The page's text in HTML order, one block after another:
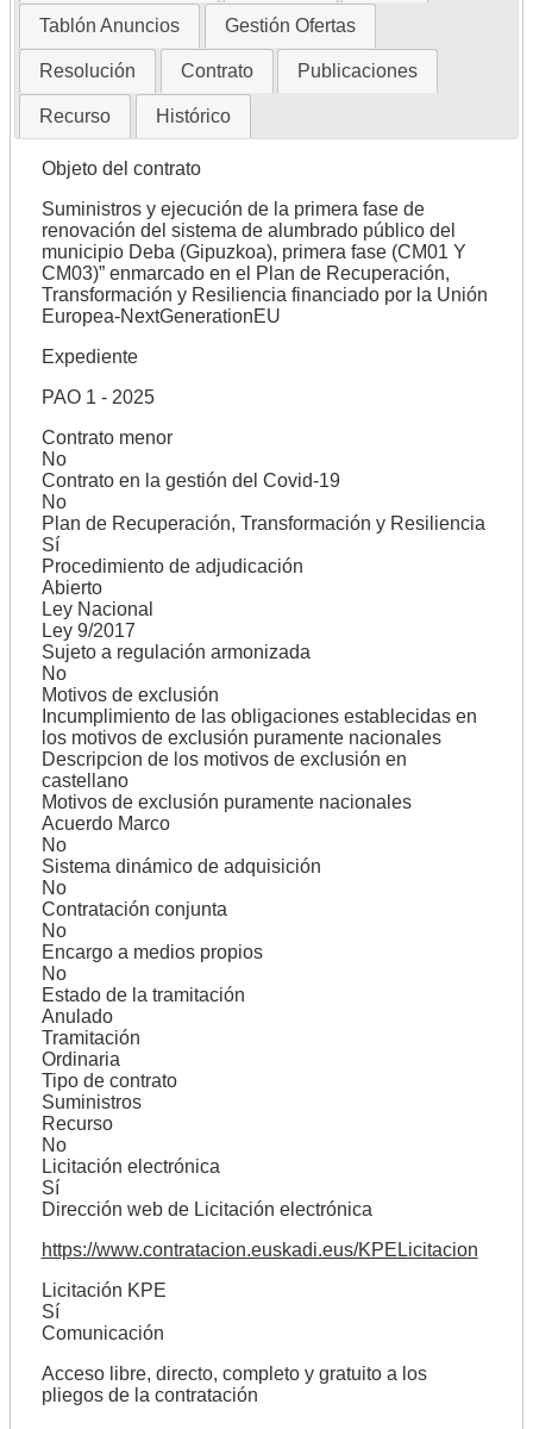
Tablón Anuncios Gestión Ofertas
Resolución Contrato Publicaciones
Recurso Histórico
Objeto del contrato
Suministros y ejecución de la primera fase de
renovación del sistema de alumbrado público del
municipio Deba (Gipuzkoa), primera fase (CM01 Y
CM03)” enmarcado en el Plan de Recuperación,
Transformación y Resiliencia financiado por la Unión
Europea-NextGenerationEU
Expediente
PAO 1 - 2025
Contrato menor
No
Contrato en la gestión del Covid-19
No
Plan de Recuperación, Transformación y Resiliencia
Sí
Procedimiento de adjudicación
Abierto
Ley Nacional
Ley 9/2017
Sujeto a regulación armonizada
No
Motivos de exclusión
Incumplimiento de las obligaciones establecidas en
los motivos de exclusión puramente nacionales
Descripcion de los motivos de exclusión en
castellano
Motivos de exclusión puramente nacionales
Acuerdo Marco
No
Sistema dinámico de adquisición
No
Contratación conjunta
No
Encargo a medios propios
No
Estado de la tramitación
Anulado
Tramitación
Ordinaria
Tipo de contrato
Suministros
Recurso
No
Licitación electrónica
Sí
Dirección web de Licitación electrónica
https://www.contratacion.euskadi.eus/KPELicitacion
Licitación KPE
Sí
Comunicación
Acceso libre, directo, completo y gratuito a los
pliegos de la contratación